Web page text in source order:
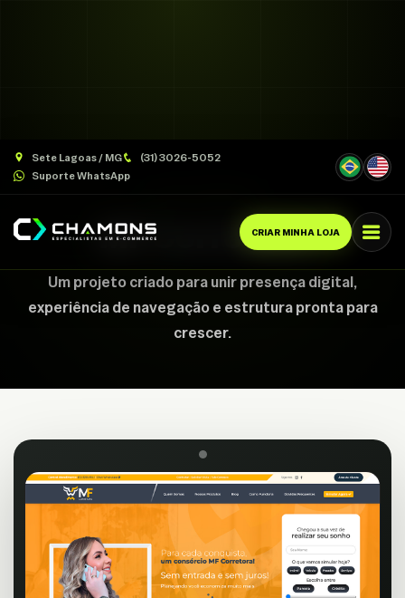
Sete Lagoas / MG
(31) 3026-5052
Suporte WhatsApp
CRIAR MINHA LOJA
MF Corretora
Um projeto criado para unir presença digital,
experiência de navegação e estrutura pronta para
crescer.